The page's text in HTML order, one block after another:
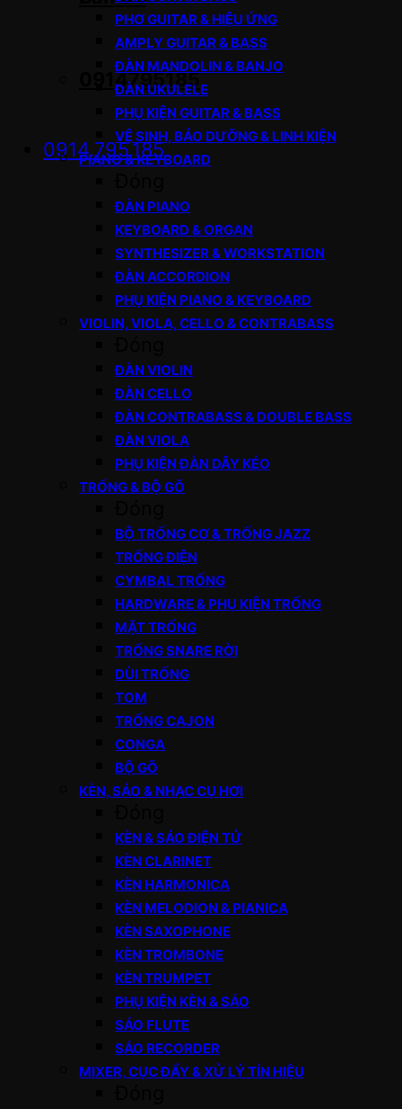
0914795185
0914.795.185
PHƠ GUITAR & HIỆU ỨNG
AMPLY GUITAR & BASS
ĐÀN MANDOLIN & BANJO
ĐÀN UKULELE
PHỤ KIỆN GUITAR & BASS
VỆ SINH, BẢO DƯỠNG & LINH KIỆN
PIANO & KEYBOARD
ĐÀN PIANO
KEYBOARD & ORGAN
SYNTHESIZER & WORKSTATION
ĐÀN ACCORDION
PHỤ KIỆN PIANO & KEYBOARD
VIOLIN, VIOLA, CELLO & CONTRABASS
ĐÀN VIOLIN
ĐÀN CELLO
ĐÀN CONTRABASS & DOUBLE BASS
ĐÀN VIOLA
PHỤ KIỆN ĐÀN DÂY KÉO
TRỐNG & BỘ GÕ
BỘ TRỐNG CƠ & TRỐNG JAZZ
TRỐNG ĐIỆN
CYMBAL TRỐNG
HARDWARE & PHỤ KIỆN TRỐNG
MẶT TRỐNG
TRỐNG SNARE RỜI
DÙI TRỐNG
TOM
TRỐNG CAJON
CONGA
BỘ GÕ
KÈN, SÁO & NHẠC CỤ HƠI
KÈN & SÁO ĐIỆN TỬ
KÈN CLARINET
KÈN HARMONICA
KÈN MELODION & PIANICA
KÈN SAXOPHONE
KÈN TROMBONE
KÈN TRUMPET
PHỤ KIỆN KÈN & SÁO
SÁO FLUTE
SÁO RECORDER
MIXER, CỤC ĐẨY & XỬ LÝ TÍN HIỆU